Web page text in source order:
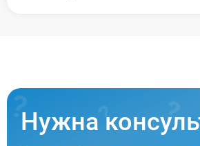
Нужна